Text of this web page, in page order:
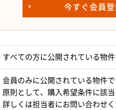
今すぐ会員
すべての方に公開されている物件
会員のみに公開されている物件で
原則として、購入希望条件に該
詳しくは担当者にお問い合わせく